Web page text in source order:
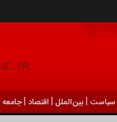
سیاست |بين‌الملل | اقتصاد |جامعه